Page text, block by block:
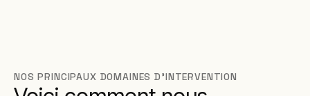
NOS PRINCIPAUX DOMAINES D'INTERVENTION